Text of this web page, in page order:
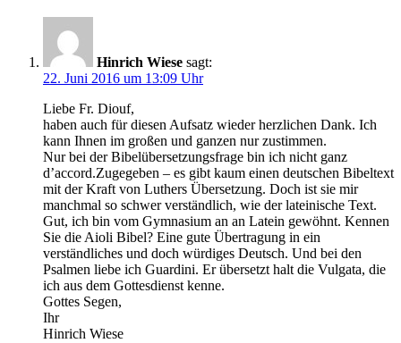
Hinrich Wiese sagt:
22. Juni 2016 um 13:09 Uhr
Liebe Fr. Diouf,
haben auch für diesen Aufsatz wieder herzlichen Dank. Ich
kann Ihnen im großen und ganzen nur zustimmen.
Nur bei der Bibelübersetzungsfrage bin ich nicht ganz
d’accord.Zugegeben – es gibt kaum einen deutschen Bibeltext
mit der Kraft von Luthers Übersetzung. Doch ist sie mir
manchmal so schwer verständlich, wie der lateinische Text.
Gut, ich bin vom Gymnasium an an Latein gewöhnt. Kennen
Sie die Aioli Bibel? Eine gute Übertragung in ein
verständliches und doch würdiges Deutsch. Und bei den
Psalmen liebe ich Guardini. Er übersetzt halt die Vulgata, die
ich aus dem Gottesdienst kenne.
Gottes Segen,
Ihr
Hinrich Wiese